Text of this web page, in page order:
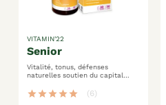
senior
VITAMIN'22
Vitalité, tonus, défenses
naturelles soutien du capital
fonctions cognitives cure 30
jours
star star star star star (6)